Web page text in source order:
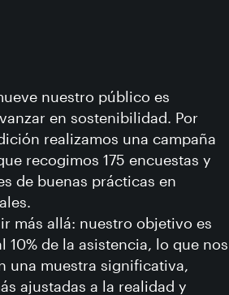
nuestro público es
en sostenibilidad. Por
realizamos una campaña
recogimos 175 encuestas y
de buenas prácticas en
más allá: nuestro objetivo es
10% de la asistencia, lo que nos
una muestra significativa,
ajustadas a la realidad y